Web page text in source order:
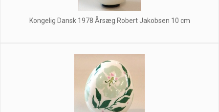
Kongelig Dansk 1978 Årsæg Robert Jakobsen 10 cm